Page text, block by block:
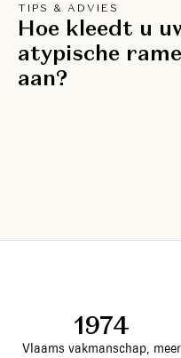
TIPS & ADVIES
Hoe kleedt u
atypische
aan?
1974
Vlaams vakmanschap, meer